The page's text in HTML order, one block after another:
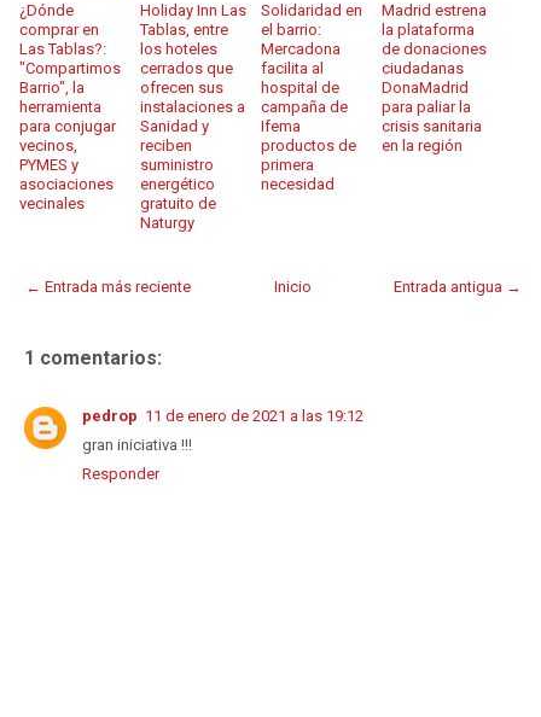
¿Dónde
comprar en
Las Tablas?:
"Compartimos
Barrio", la
herramienta
para conjugar
vecinos,
PYMES y
asociaciones
vecinales
Holiday Inn Las
Tablas, entre
los hoteles
cerrados que
ofrecen sus
instalaciones a
Sanidad y
reciben
suministro
energético
gratuito de
Naturgy
Solidaridad en
el barrio:
Mercadona
facilita al
hospital de
campaña de
Ifema
productos de
primera
necesidad
Madrid estrena
la plataforma
de donaciones
ciudadanas
DonaMadrid
para paliar la
crisis sanitaria
en la región
← Entrada más reciente Entrada antigua →
Inicio
1 comentarios:
pedrop 11 de enero de 2021 a las 19:12
gran iniciativa !!!
Responder